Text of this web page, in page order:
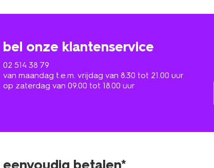
bel onze klantenservice
02 514 38 79
van maandag t.e.m. vrijdag van 8.30 tot 21.00 uur
op zaterdag van 09.00 tot 18.00 uur